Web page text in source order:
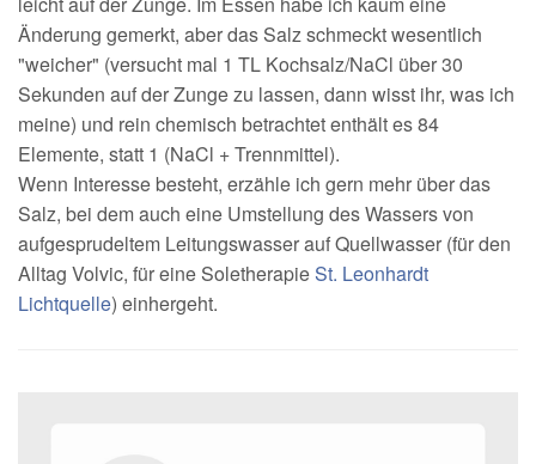
Änderung gemerkt, aber das Salz schmeckt wesentlich
"weicher" (versucht mal 1 TL Kochsalz/NaCl über 30
Sekunden auf der Zunge zu lassen, dann wisst ihr, was ich
meine) und rein chemisch betrachtet enthält es 84
Elemente, statt 1 (NaCl + Trennmittel).
Wenn Interesse besteht, erzähle ich gern mehr über das
Salz, bei dem auch eine Umstellung des Wassers von
aufgesprudeltem Leitungswasser auf Quellwasser (für den
Alltag Volvic, für eine SoletherapieSt. Leonhardt
Lichtquelle) einhergeht.